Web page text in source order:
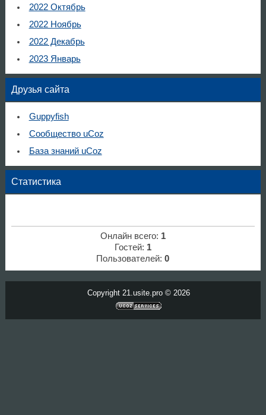
2022 Октябрь
2022 Ноябрь
2022 Декабрь
2023 Январь
Друзья сайта
Guppyfish
Сообщество uCoz
База знаний uCoz
Статистика
Онлайн всего: 1
Гостей: 1
Пользователей:0
Copyright 21.usite.pro © 2026